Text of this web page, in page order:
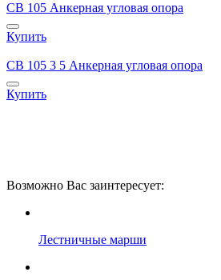
СВ 105 Анкерная угловая опора
Купить
СВ 105 3 5 Анкерная угловая опора
Купить
Возможно Вас заинтересует:
Лестничные марши